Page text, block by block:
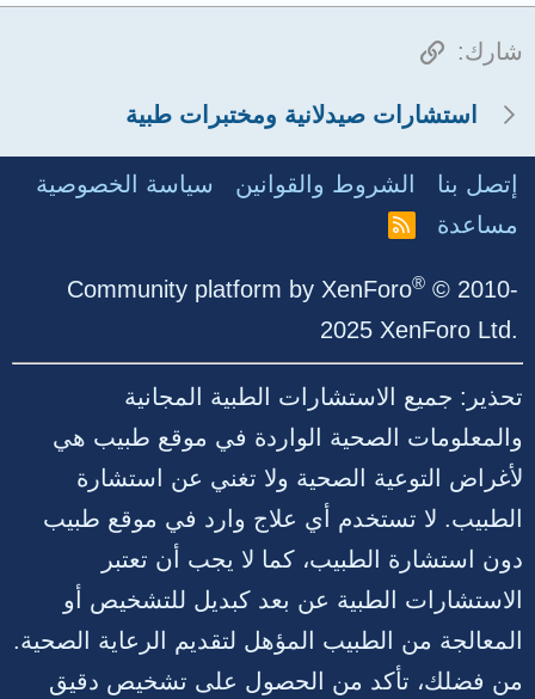
شارك: الرابط
استشارات صيدلانية ومختبرات طبية
إتصل بنا الشروط والقوانين
سياسة الخصوصية
مساعدة
R
Community platform by XenForo® © 2010-
2025 XenForo Ltd.
تحذير: جميع الاستشارات الطبية المجانية
والمعلومات الصحية الواردة في موقع طبيب هي
لأغراض التوعية الصحية ولا تغني عن استشارة
الطبيب. لا تستخدم أي علاج وارد في موقع طبيب
دون استشارة الطبيب، كما لا يجب أن تعتبر
الاستشارات الطبية عن بعد كبديل للتشخيص أو
المعالجة من الطبيب المؤهل لتقديم الرعاية الصحية.
من فضلك، تأكد من الحصول على تشخيص دقيق